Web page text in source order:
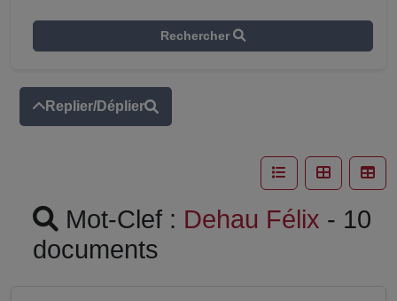
Rechercher
Replier/Déplier
Mot-Clef : Dehau Félix - 10
documents